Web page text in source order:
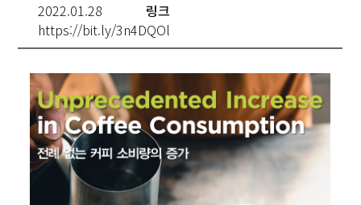
2022.01.28
링크
https://bit.ly/3n4DQOl